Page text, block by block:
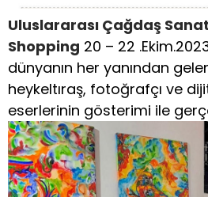
Uluslararası Çağdaş
Shopping 20 – 22
dünyanın her yanından
heykeltıraş, fotoğrafçı ve
eserlerinin gösterimi ile